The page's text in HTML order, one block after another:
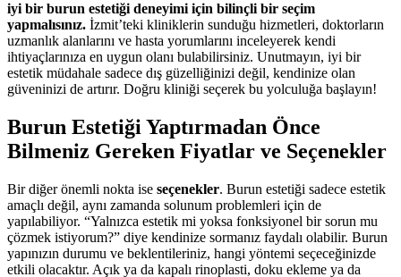
iyi bir burun estetiği deneyimi için bilinçli bir seçim
yapmalısınız. İzmit’teki kliniklerin sunduğu hizmetleri, doktorların
uzmanlık alanlarını ve hasta yorumlarını inceleyerek kendi
ihtiyaçlarınıza en uygun olanı bulabilirsiniz. Unutmayın, iyi bir
estetik müdahale sadece dış güzelliğinizi değil, kendinize olan
güveninizi de artırır. Doğru kliniği seçerek bu yolculuğa başlayın!
Burun Estetiği Yaptırmadan Önce
Bilmeniz Gereken Fiyatlar ve Seçenekler
Bir diğer önemli nokta ise seçenekler. Burun estetiği sadece estetik
amaçlı değil, aynı zamanda solunum problemleri için de
yapılabiliyor. “Yalnızca estetik mi yoksa fonksiyonel bir sorun mu
çözmek istiyorum?” diye kendinize sormanız faydalı olabilir. Burun
yapınızın durumu ve beklentileriniz, hangi yöntemi seçeceğinizde
etkili olacaktır. Açık ya da kapalı rinoplasti, doku ekleme ya da